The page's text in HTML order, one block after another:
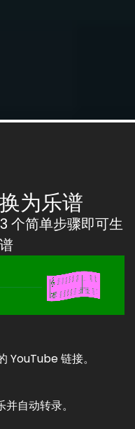
为乐谱
个简单步骤即可生
YouTube 链接。
自动转录。